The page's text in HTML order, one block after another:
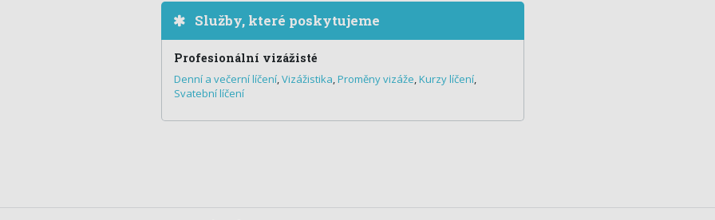
Služby, které poskytujeme
Profesionální vizážisté
Denní a večerní líčení,Vizážistika,Proměny vizáže,Kurzy líčení,
Svatební líčení